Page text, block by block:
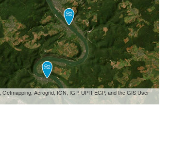
Aerogrid, IGN, IGP, UPR-EGP, and the GIS User